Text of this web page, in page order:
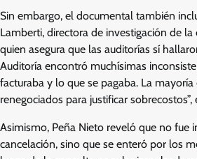
Sin embargo, el documental también
Lamberti, directora de investigación de la
quien asegura que las auditorías sí
Auditoría encontró muchísimas
facturaba y lo que se pagaba. La
renegociados para justificar sobrecostos”,
Asimismo, Peña Nieto reveló que no fue
cancelación, sino que se enteró por los